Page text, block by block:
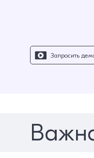
Запросить